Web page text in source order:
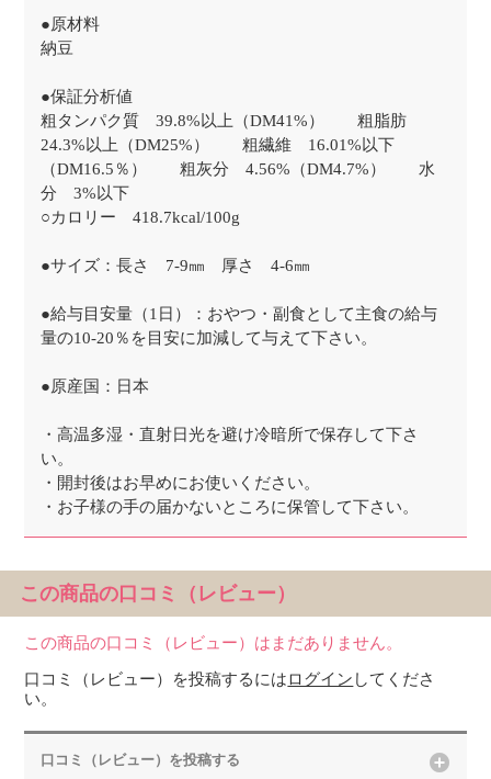
●原材料
納豆
●保証分析値
粗タンパク質 39.8%以上（DM41%） 粗脂肪
24.3%以上（DM25%） 粗繊維 16.01%以下
（DM16.5％） 粗灰分 4.56%（DM4.7%） 水
分 3%以下
○カロリー 418.7kcal/100g
●サイズ：長さ 7-9㎜ 厚さ 4-6㎜
●給与目安量（1日）：おやつ・副食として主食の給与
量の10-20％を目安に加減して与えて下さい。
●原産国：日本
・高温多湿・直射日光を避け冷暗所で保存して下さ
い。
・開封後はお早めにお使いください。
・お子様の手の届かないところに保管して下さい。
この商品の口コミ（レビュー）
この商品の口コミ（レビュー）はまだありません。
口コミ（レビュー）を投稿するにはログイン してくださ
い。
口コミ（レビュー）を投稿する